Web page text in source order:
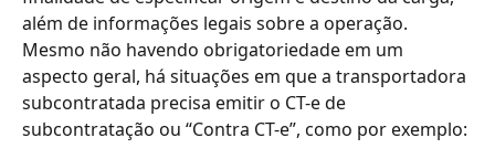
além de informações legais sobre a operação.
Mesmo não havendo obrigatoriedade em um
aspecto geral, há situações em que a transportadora
subcontratada precisa emitir o CT-e de
subcontratação ou “Contra CT-e”, como por exemplo: